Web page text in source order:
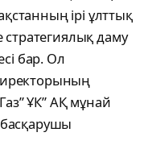
ірі ұлттық
даму
бар. Ол
ҰК” АҚ мұнай
басқарушы